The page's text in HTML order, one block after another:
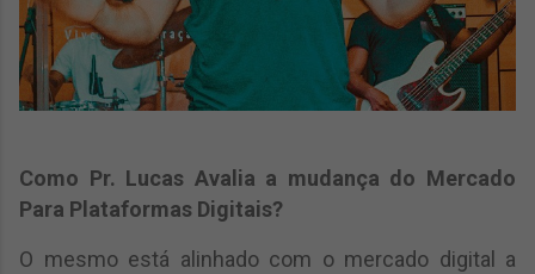
Como Pr. Lucas Avalia a mudança do Mercado
Para Plataformas Digitais?
O mesmo está alinhado com o mercado digital a